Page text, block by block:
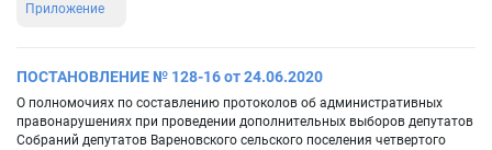
Приложение
ПОСТАНОВЛЕНИЕ № 128-16 от 24.06.2020
О полномочиях по составлению протоколов об административных
правонарушениях при проведении дополнительных выборов депутатов
Собраний депутатов Вареновского сельского поселения четвертого